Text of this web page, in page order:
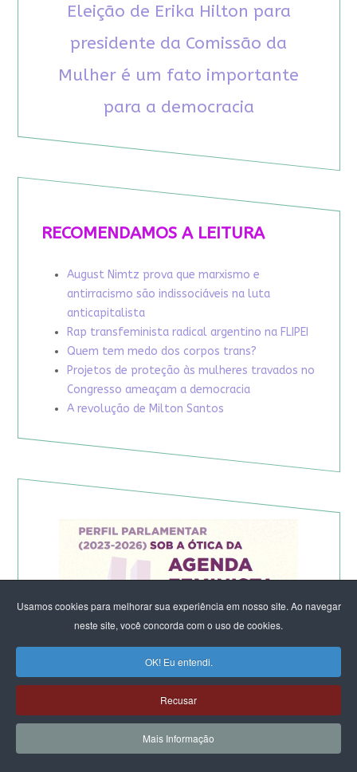
Usamos cookies para melhorar sua experiência em nosso site. Ao navegar
neste site, você concorda com o uso de cookies.
OK! Eu entendi.
Recusar
Mais Informação
Eleição de Erika Hilton para
presidente da Comissão da
Mulher é um fato importante
para a democracia
RECOMENDAMOS A LEITURA
August Nimtz prova que marxismo e
antirracismo são indissociáveis na luta
anticapitalista
Rap transfeminista radical argentino na FLIPEI
Quem tem medo dos corpos trans?
Projetos de proteção às mulheres travados no
Congresso ameaçam a democracia
A revolução de Milton Santos